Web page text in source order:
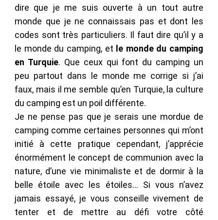
dire que je me suis ouverte à un tout autre
monde que je ne connaissais pas et dont les
codes sont très particuliers. Il faut dire qu’il y a
le monde du camping, et le monde du camping
en Turquie. Que ceux qui font du camping un
peu partout dans le monde me corrige si j’ai
faux, mais il me semble qu’en Turquie, la culture
du camping est un poil différente.
Je ne pense pas que je serais une mordue de
camping comme certaines personnes qui m’ont
initié à cette pratique cependant, j’apprécie
énormément le concept de communion avec la
nature, d’une vie minimaliste et de dormir à la
belle étoile avec les étoiles… Si vous n’avez
jamais essayé, je vous conseille vivement de
tenter et de mettre au défi votre côté